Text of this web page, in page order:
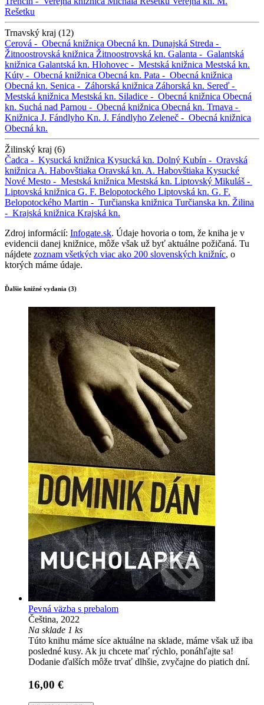
Rešetku
Trnavský kraj (12)
Cerová - Obecná knižnica Obecná kn. Dunajská Streda -
Žitnoostrovská knižnica Žitnoostrovská kn. Galanta - Galantská
knižnica Galantská kn. Hlohovec - Mestská knižnica Mestská kn.
Kúty - Obecná knižnica Obecná kn. Pata - Obecná knižnica
Obecná kn. Senica - Záhorská knižnica Záhorská kn. Sereď -
Mestská knižnica Mestská kn. Siladice - Obecná knižnica Obecná
kn. Suchá nad Parnou - Obecná knižnica Obecná kn. Trnava -
Knižnica J. Fándlyho Kn. J. Fándlyho Zeleneč - Obecná knižnica
Obecná kn.
Žilinský kraj (6)
Čadca - Kysucká knižnica Kysucká kn. Dolný Kubín - Oravská
knižnica A. Habovštiaka Oravská kn. A. Habovštiaka Kysucké
Nové Mesto - Mestská knižnica Mestská kn. Liptovský Mikuláš -
Liptovská knižnica G. F. Belopotockého Liptovská kn. G. F.
Belopotockého Martin - Turčianska knižnica Turčianska kn. Žilina
- Krajská knižnica Krajská kn.
Zdroj informácií: Infogate.sk. Údaje hovoria o tom, že kniha je v
evidencii danej knižnice, môže však už byť aktuálne požičaná. Tu
nájdete zoznam všetkých viac ako 200 slovenských knižníc, o
ktorých máme údaje.
Ďalšie knižné vydania (3)
Pevná väzba s prebalom
Čeština, 2022
Na sklade 1 ks
Túto knihu máme síce aktuálne na sklade, máme však už iba
posledné kusy. Ak ju chcete mať rýchlo, ponáhľajte sa!
Dodanie ďalších môže trvať dlhšie, zvyčajne do piatich dní.
16,00 €